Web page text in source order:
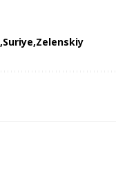
Suriye Zelenskiy